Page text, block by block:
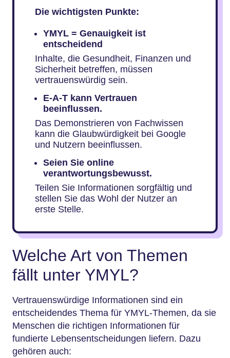
Die wichtigsten Punkte:
YMYL = Genauigkeit ist
entscheidend
Inhalte, die Gesundheit, Finanzen und
Sicherheit betreffen, müssen
vertrauenswürdig sein.
E-A-T kann Vertrauen
beeinflussen.
Das Demonstrieren von Fachwissen
kann die Glaubwürdigkeit bei Google
und Nutzern beeinflussen.
Seien Sie online
verantwortungsbewusst.
Teilen Sie Informationen sorgfältig und
stellen Sie das Wohl der Nutzer an
erste Stelle.
Welche Art von Themen
fällt unter YMYL?
Vertrauenswürdige Informationen sind ein
entscheidendes Thema für YMYL-Themen, da sie
Menschen die richtigen Informationen für
fundierte Lebensentscheidungen liefern. Dazu
gehören auch: